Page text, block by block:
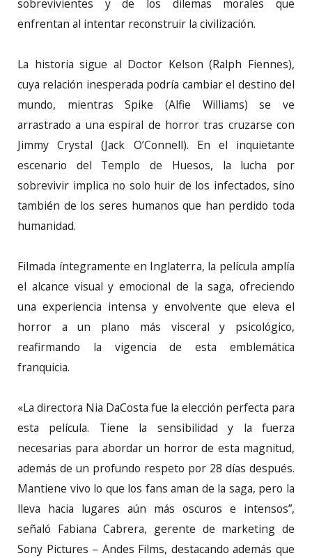
sobrevivientes y de los dilemas morales que
enfrentan al intentar reconstruir la civilización.
La historia sigue al Doctor Kelson (Ralph Fiennes),
cuya relación inesperada podría cambiar el destino del
mundo, mientras Spike (Alfie Williams) se ve
arrastrado a una espiral de horror tras cruzarse con
Jimmy Crystal (Jack O’Connell). En el inquietante
escenario del Templo de Huesos, la lucha por
sobrevivir implica no solo huir de los infectados, sino
también de los seres humanos que han perdido toda
humanidad.
Filmada íntegramente en Inglaterra, la película amplía
el alcance visual y emocional de la saga, ofreciendo
una experiencia intensa y envolvente que eleva el
horror a un plano más visceral y psicológico,
reafirmando la vigencia de esta emblemática
franquicia.
«La directora Nia DaCosta fue la elección perfecta para
esta película. Tiene la sensibilidad y la fuerza
necesarias para abordar un horror de esta magnitud,
además de un profundo respeto por 28 días después.
Mantiene vivo lo que los fans aman de la saga, pero la
lleva hacia lugares aún más oscuros e intensos”,
señaló Fabiana Cabrera, gerente de marketing de
Sony Pictures – Andes Films, destacando además que